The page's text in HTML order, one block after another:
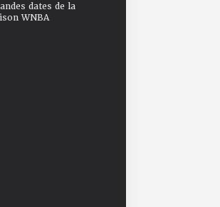
dates de la
WNBA